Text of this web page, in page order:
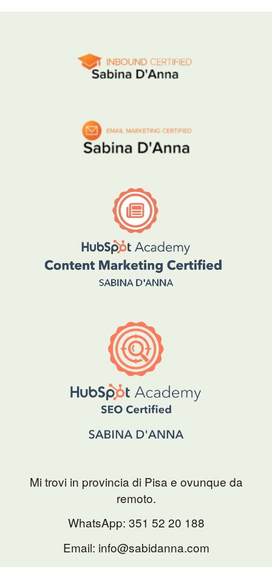
Mi trovi in provincia di Pisa e ovunque da
remoto.
WhatsApp: 351 52 20 188
Email: info@sabidanna.com